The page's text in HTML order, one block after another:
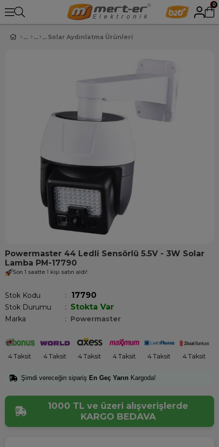
0
Solar Aydınlatma Ürünleri
Powermaster 44 Ledli Sensörlü 5.5V - 3W Solar
Lamba PM-17790
Son 1 saatte 1 kişi satın aldı!
Stok Kodu 17790
Stok Durumu : Stokta Var
Marka : Powermaster
4 Taksit 4 Taksit 4 Taksit 4 Taksit 4 Taksit 4 Taksit
Şimdi vereceğin sipariş En Geç Yarın Kargoda!
1000 TL ve üzeri alışverişlerde
KARGO BEDAVA